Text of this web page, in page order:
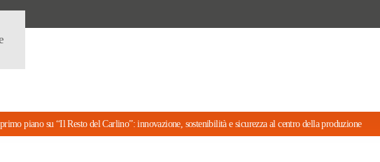
piano su “Il Resto del Carlino”: innovazione, sostenibilità e sicurezza al centro della produzione